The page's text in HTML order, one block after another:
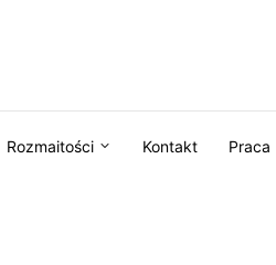
Rozmaitości Kontakt Praca